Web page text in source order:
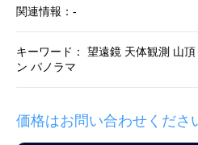
関連情報：-
キーワード： 望遠鏡 天体観測 山
ン パノラマ
価格はお問い合わせくださ